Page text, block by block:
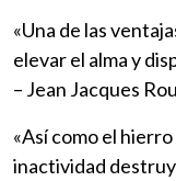
«Una de las
elevar el alma y
– Jean Jacques
«Así como el
inactividad